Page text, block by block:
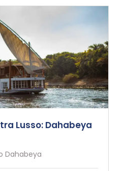
Lusso: Dahabeya
Dahabeya